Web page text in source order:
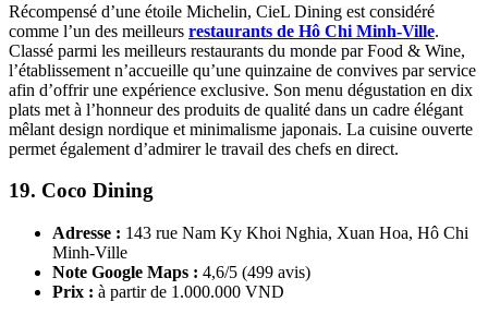
Récompensé d’une étoile Michelin, CieL Dining est considéré
comme l’un des meilleurs restaurants de Hô Chi Minh-Ville.
Classé parmi les meilleurs restaurants du monde par Food & Wine,
l’établissement n’accueille qu’une quinzaine de convives par service
afin d’offrir une expérience exclusive. Son menu dégustation en dix
plats met à l’honneur des produits de qualité dans un cadre élégant
mêlant design nordique et minimalisme japonais. La cuisine ouverte
permet également d’admirer le travail des chefs en direct.
19. Coco Dining
Adresse : 143 rue Nam Ky Khoi Nghia, Xuan Hoa, Hô Chi
Minh-Ville
Note Google Maps : 4,6/5 (499 avis)
Prix : à partir de 1.000.000 VND